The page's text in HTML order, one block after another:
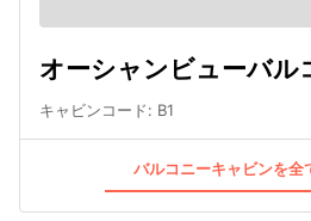
オーシャンビューバル
キャビンコード: B1
バルコニーキャビンを全